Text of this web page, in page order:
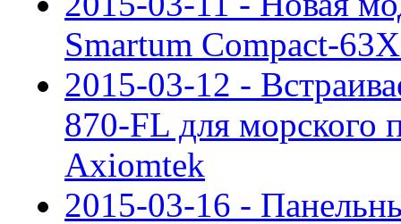
Smartum Compact-
2015-03-12 -
870-FL для морского
Axiomtek
2015-03-16 -